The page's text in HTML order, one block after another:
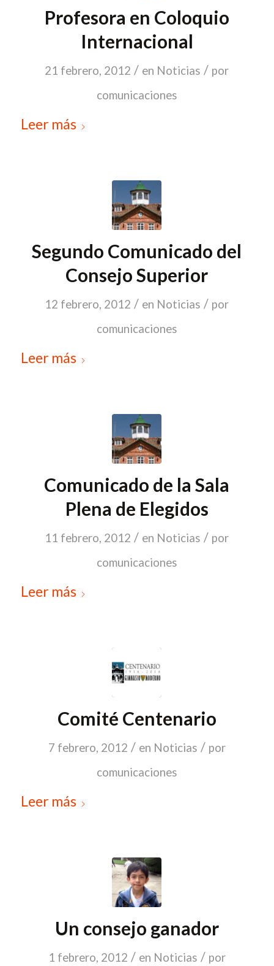
Profesora en Coloquio
Internacional
21 febrero, 2012 / en Noticias / por
comunicaciones
Leer más
Segundo Comunicado del
Consejo Superior
12 febrero, 2012 / en Noticias / por
comunicaciones
Leer más
Comunicado de la Sala
Plena de Elegidos
11 febrero, 2012 / en Noticias / por
comunicaciones
Leer más
Comité Centenario
7 febrero, 2012 / en Noticias / por
comunicaciones
Leer más
Un consejo ganador
1 febrero, 2012 / en Noticias / por